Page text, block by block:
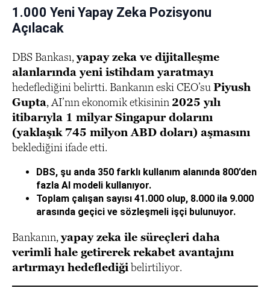
1.000 Yeni Yapay Zeka Pozisyonu
Açılacak
DBS Bankası,yapay zeka ve dijitalleşme
alanlarında yeni istihdam yaratmayı
hedeflediğini belirtti. Bankanın eski CEO’su Piyush
Gupta, AI’nın ekonomik etkisinin 2025 yılı
itibarıyla 1 milyar Singapur dolarını
(yaklaşık 745 milyon ABD doları) aşmasını
beklediğini ifade etti.
DBS, şu anda 350 farklı kullanım alanında 800’den
fazla AI modeli kullanıyor.
Toplam çalışan sayısı 41.000 olup, 8.000 ila 9.000
arasında geçici ve sözleşmeli işçi bulunuyor.
Bankanın,yapay zeka ile süreçleri daha
verimli hale getirerek rekabet avantajını
artırmayı hedeflediği belirtiliyor.